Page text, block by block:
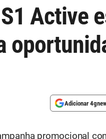
Active
Adicionar
promocional